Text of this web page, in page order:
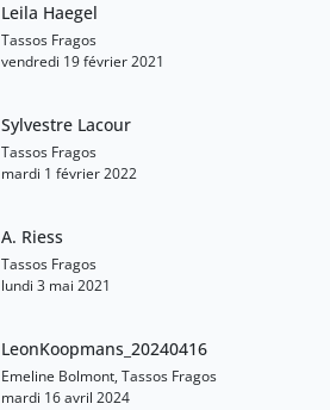
Leila Haegel
Tassos Fragos
vendredi 19 février 2021
Sylvestre Lacour
Tassos Fragos
mardi 1 février 2022
A. Riess
Tassos Fragos
lundi 3 mai 2021
LeonKoopmans_20240416
Emeline Bolmont, Tassos Fragos
mardi 16 avril 2024